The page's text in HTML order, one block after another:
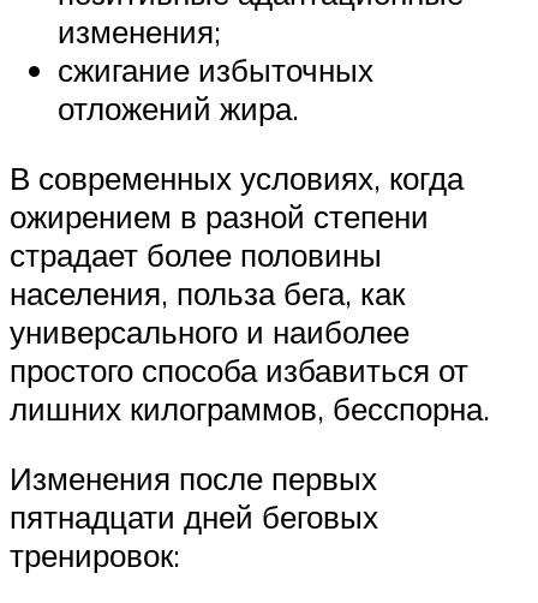
изменения;
сжигание избыточных
отложений жира.
В современных условиях, когда
ожирением в разной степени
страдает более половины
населения, польза бега, как
универсального и наиболее
простого способа избавиться от
лишних килограммов, бесспорна.
Изменения после первых
пятнадцати дней беговых
тренировок: